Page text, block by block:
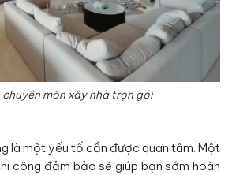
chuyên môn xây nhà trọn gói
là một yếu tố cần được quan tâm. Một
công đảm bảo sẽ giúp bạn sớm hoàn